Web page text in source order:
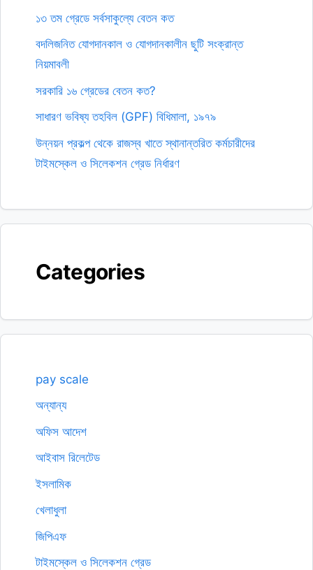
১৩ তম গ্রেডে সর্বসাকুল্যে বেতন কত
বদলিজনিত যোগদানকাল ও যোগদানকালীন ছুটি সংক্রান্ত
নিয়মাবলী
সরকারি ১৬ গ্রেডের বেতন কত?
সাধারণ ভবিষ্য তহবিল (GPF) বিধিমালা, ১৯৭৯
উন্নয়ন প্রকল্প থেকে রাজস্ব খাতে স্থানান্তরিত কর্মচারীদের
টাইমস্কেল ও সিলেকশন গ্রেড নির্ধারণ
Categories
pay scale
অন্যান্য
অফিস আদেশ
আইবাস রিলেটেড
ইসলামিক
খেলাধুলা
জিপিএফ
টাইমস্কেল ও সিলেকশন গ্রেড